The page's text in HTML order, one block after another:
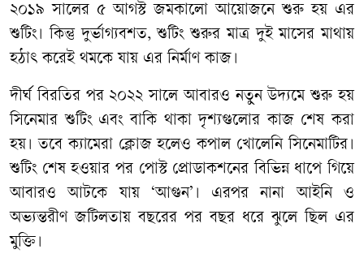
২০১৯ সালের ৫ আগস্ট জমকালো আয়োজনে শুরু হয় এর
শুটিং। কিন্তু দুর্ভাগ্যবশত, শুটিং শুরুর মাত্র দুই মাসের মাথায়
হঠাৎ করেই থমকে যায় এর নির্মাণ কাজ।
​দীর্ঘ বিরতির পর ২০২২ সালে আবারও নতুন উদ্যমে শুরু হয়
সিনেমার শুটিং এবং বাকি থাকা দৃশ্যগুলোর কাজ শেষ করা
হয়। তবে ক্যামেরা ক্লোজ হলেও কপাল খোলেনি সিনেমাটির।
শুটিং শেষ হওয়ার পর পোস্ট প্রোডাকশনের বিভিন্ন ধাপে গিয়ে
আবারও আটকে যায় ‘আগুন’। এরপর নানা আইনি ও
অভ্যন্তরীণ জটিলতায় বছরের পর বছর ধরে ঝুলে ছিল এর
মুক্তি।